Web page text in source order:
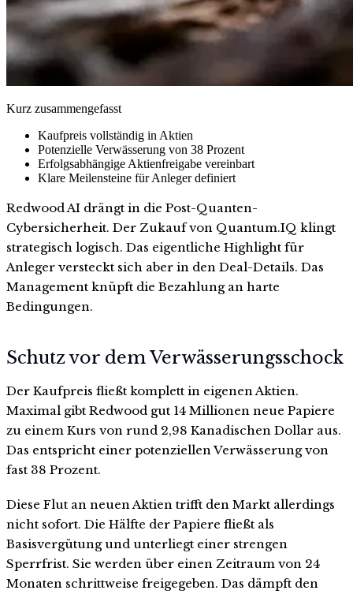
Kurz zusammengefasst
Kaufpreis vollständig in Aktien
Potenzielle Verwässerung von 38 Prozent
Erfolgsabhängige Aktienfreigabe vereinbart
Klare Meilensteine für Anleger definiert
Redwood AI drängt in die Post-Quanten-
Cybersicherheit. Der Zukauf von Quantum.IQ klingt
strategisch logisch. Das eigentliche Highlight für
Anleger versteckt sich aber in den Deal-Details. Das
Management knüpft die Bezahlung an harte
Bedingungen.
Schutz vor dem Verwässerungsschock
Der Kaufpreis fließt komplett in eigenen Aktien.
Maximal gibt Redwood gut 14 Millionen neue Papiere
zu einem Kurs von rund 2,98 Kanadischen Dollar aus.
Das entspricht einer potenziellen Verwässerung von
fast 38 Prozent.
Diese Flut an neuen Aktien trifft den Markt allerdings
nicht sofort. Die Hälfte der Papiere fließt als
Basisvergütung und unterliegt einer strengen
Sperrfrist. Sie werden über einen Zeitraum von 24
Monaten schrittweise freigegeben. Das dämpft den